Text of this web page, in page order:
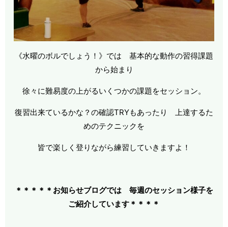
《水曜のボルでしょう！》では 基本的な動作の習得課題
から始まり
徐々に難易度の上がるいくつかの課題をセッション。
復習出来ているかな？の確認TRYもあったり 上達するた
めのテクニックを
皆で楽しく登りながら練習していきますよ！
＊＊＊＊＊お知らせブログでは 毎週のセッション様子を
ご紹介しています＊＊＊ ＊